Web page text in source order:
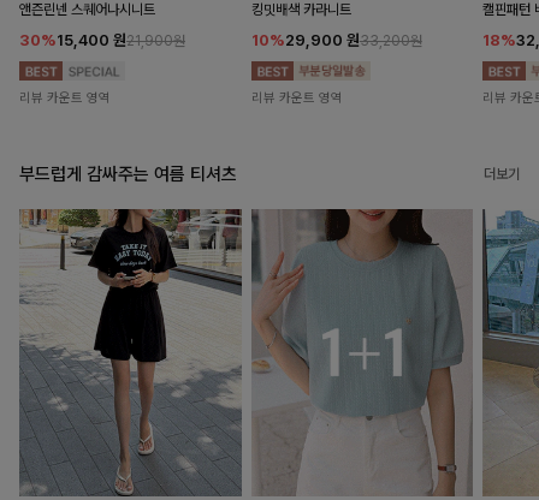
앤즌린넨 스퀘어나시니트
30%15,400 원21,900원
리뷰 카운트 영역
킹밋배색 카라니트
10%29,900 원33,200원
리뷰 카운트 영역
캘핀패턴
18%
리뷰 카운
부드럽게 감싸주는 여름 티셔츠 더보기